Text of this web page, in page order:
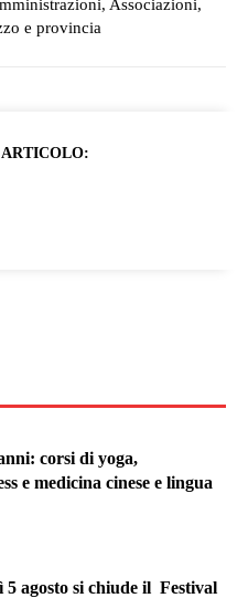
Associazioni,
e provincia
corsi di yoga,
e medicina cinese e lingua
5 agosto si chiude il Festival